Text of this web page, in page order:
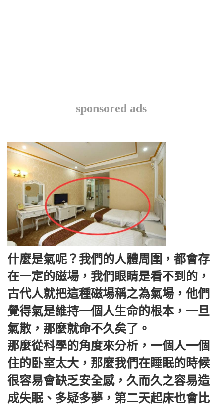
sponsored ads
什麼是氣呢？我們的人體周圍，都會存
在一定的磁場，我們眼睛是看不到的，
古代人就把這種磁場稱之為氣場，他們
覺得氣是維持一個人生命的根本，一旦
氣散，那麼就命不久矣了。
那麼從科學的角度來分析，一個人一個
住的卧室太大，那麼我們在睡眠的時候
很容易會缺乏安全感，久而久之容易造
成失眠、多疑多夢，第二天起床也會比